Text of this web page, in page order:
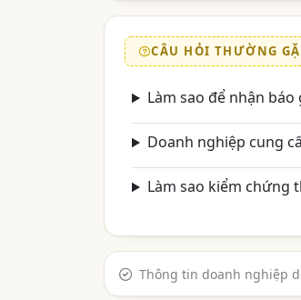
CÂU HỎI THƯỜNG
Làm sao để nhận
Doanh nghiệp cung
Làm sao kiểm chứng
Thông tin doanh nghiệp